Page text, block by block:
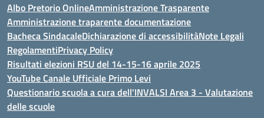
Albo Pretorio OnlineAmministrazione Trasparente
Amministrazione traparente documentazione
Bacheca SindacaleDichiarazione di accessibilitàNote Legali
RegolamentiPrivacy Policy
Risultati elezioni RSU del 14-15-16 aprile 2025
YouTube Canale Ufficiale Primo Levi
Questionario scuola a cura dell'INVALSI Area 3 - Valutazione
delle scuole